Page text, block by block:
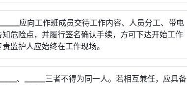
应向工作班成员交待工作内容、人员分工、带电
危险点，并履行签名确认手续，方可下达开始工作
监护人应始终在工作现场。
、______三者不得为同一人。若相互兼任，应具备